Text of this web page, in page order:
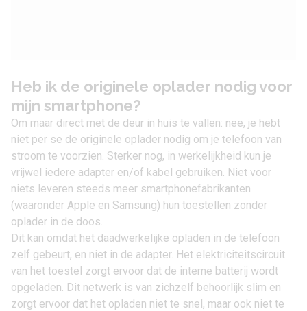
Heb ik de originele oplader nodig voor
mijn smartphone?
Om maar direct met de deur in huis te vallen: nee, je hebt
niet per se de originele oplader nodig om je telefoon van
stroom te voorzien. Sterker nog, in werkelijkheid kun je
vrijwel iedere adapter en/of kabel gebruiken. Niet voor
niets leveren steeds meer smartphonefabrikanten
(waaronder Apple en Samsung) hun toestellen zonder
oplader in de doos.
Dit kan omdat het daadwerkelijke opladen in de telefoon
zelf gebeurt, en niet in de adapter. Het elektriciteitscircuit
van het toestel zorgt ervoor dat de interne batterij wordt
opgeladen. Dit netwerk is van zichzelf behoorlijk slim en
zorgt ervoor dat het opladen niet te snel, maar ook niet te